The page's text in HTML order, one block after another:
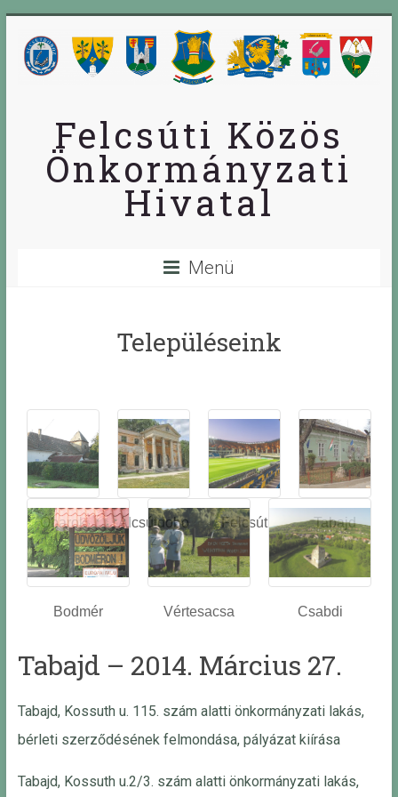
Felcsúti Közös
Önkormányzati
Hivatal
Menü
Településeink
Óbarok
Alcsútdobo
z
Felcsút Tabajd
Bodmér Vértesacsa Csabdi
Tabajd – 2014. Március 27.
Tabajd, Kossuth u. 115. szám alatti önkormányzati lakás,
bérleti szerződésének felmondása, pályázat kiírása
Tabajd, Kossuth u.2/3. szám alatti önkormányzati lakás,